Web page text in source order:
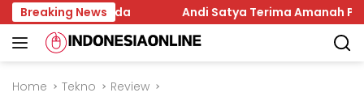
Skip
to
content
Breaking News
Samarinda Andi Satya Terima Amanah Pimpin
Home Tekno Review